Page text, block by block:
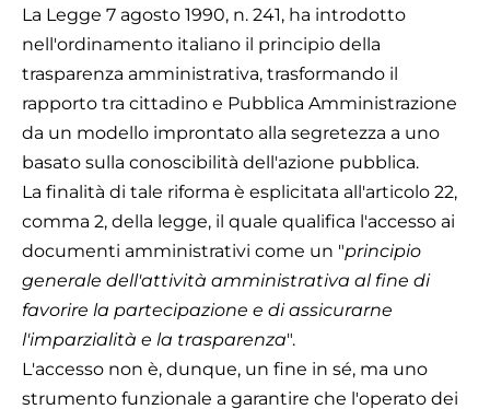
La Legge 7 agosto 1990, n. 241, ha introdotto
nell'ordinamento italiano il principio della
trasparenza amministrativa, trasformando il
rapporto tra cittadino e Pubblica Amministrazione
da un modello improntato alla segretezza a uno
basato sulla conoscibilità dell'azione pubblica.
La finalità di tale riforma è esplicitata all'articolo 22,
comma 2, della legge, il quale qualifica l'accesso ai
documenti amministrativi come un "principio
generale dell'attività amministrativa al fine di
favorire la partecipazione e di assicurarne
l'imparzialità e la trasparenza".
L'accesso non è, dunque, un fine in sé, ma uno
strumento funzionale a garantire che l'operato dei